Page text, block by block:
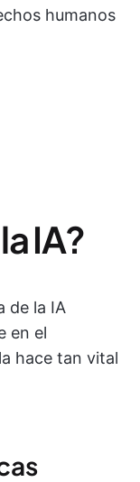
humanos
IA?
de la IA
en el
hace tan vital